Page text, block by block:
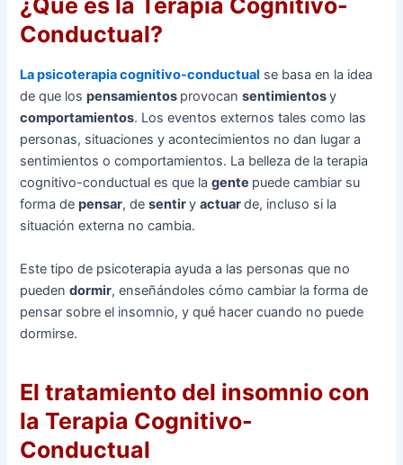
Conductual?
La psicoterapia cognitivo-conductual se basa en la idea
de que lospensamientos provocansentimientosy
comportamientos. Los eventos externos tales como las
personas, situaciones y acontecimientos no dan lugar a
sentimientos o comportamientos. La belleza de la terapia
cognitivo-conductual es que lagente puede cambiar su
forma depensar, desentiryactuarde, incluso si la
situación externa no cambia.
Este tipo de psicoterapia ayuda a las personas que no
puedendormir, enseñándoles cómo cambiar la forma de
pensar sobre el insomnio, y qué hacer cuando no puede
dormirse.
El tratamiento del insomnio con
la Terapia Cognitivo-
Conductual